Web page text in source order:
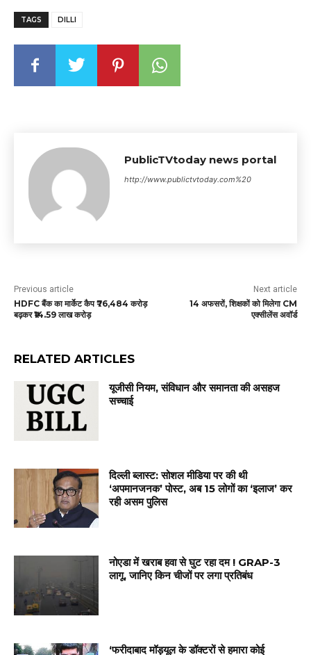
TAGS DILLI
PublicTVtoday news portal
http://www.publictvtoday.com%20
Previous article
HDFC बैंक का मार्केट कैप ₹76,484 करोड़
बढ़कर ₹14.59 लाख करोड़
Next article
14 अफसरों, शिक्षकों को मिलेगा CM
एक्सीलेंस अवॉर्ड
RELATED ARTICLES
यूजीसी नियम, संविधान और समानता की असहज
सच्चाई
दिल्ली ब्लास्ट: सोशल मीडिया पर की थी
‘अपमानजनक’ पोस्ट, अब 15 लोगों का ‘इलाज’ कर
रही असम पुलिस
नोएडा में खराब हवा से घुट रहा दम ! GRAP-3
लागू, जानिए किन चीजों पर लगा प्रतिबंध
‘फरीदाबाद मॉड्यूल के डॉक्टरों से हमारा कोई